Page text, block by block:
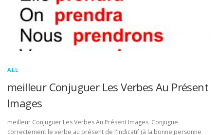
ALL
meilleur Conjuguer Les Verbes Au Présent
Images
meilleur Conjuguer Les Verbes Au Présent Images. Conjugue
correctement le verbe au présent de l'indicatif (à la bonne personne